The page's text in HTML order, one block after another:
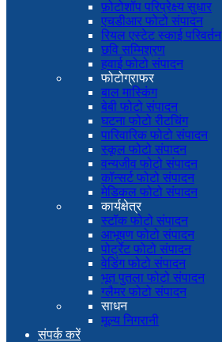
फ़ोटोशॉप परिप्रेक्ष्य सुधार
एचडीआर फोटो संपादन
रियल एस्टेट स्काई परिवर्तन
छवि सम्मिश्रण
हवाई फोटो संपादन
फोटोग्राफर
बाल मास्किंग
बेबी फोटो संपादन
घटना फोटो रीटचिंग
पारिवारिक फोटो संपादन
स्कूल फोटो संपादन
वन्यजीव फोटो संपादन
कॉन्सर्ट फोटो संपादन
मेडिकल फोटो संपादन
कार्यक्षेत्र
स्टॉक फोटो संपादन
आभूषण फोटो संपादन
पोर्ट्रेट फोटो संपादन
वेडिंग फोटो संपादन
भूत पुतला फोटो संपादन
ग्लैमर फोटो संपादन
साधन
मूल्य निगरानी
संपर्क करें